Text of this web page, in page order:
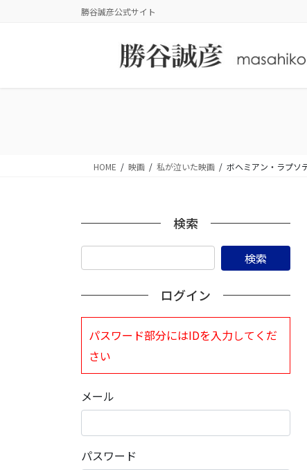
勝谷誠彦公式サイト
HOME 映画 私が泣いた映画 ボヘミアン・ラプソ
検索
ログイン
パスワード部分にはIDを入力してくだ
さい
メール
パスワード